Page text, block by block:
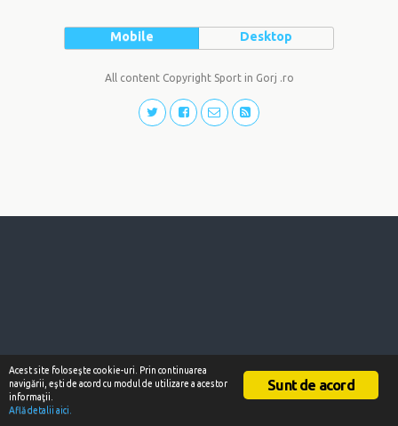
Mobile Desktop
All content Copyright Sport in Gorj .ro
Sunt de acord
Acest site foloseşte cookie-uri. Prin continuarea
navigării, eşti de acord cu modul de utilizare a acestor
informaţii.
Află detalii aici.